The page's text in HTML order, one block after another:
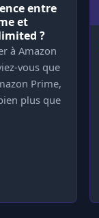
entre
et
?
à Amazon
vous que
Prime,
plus que